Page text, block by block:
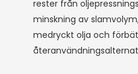
rester från
minskning av
medryckt olja och